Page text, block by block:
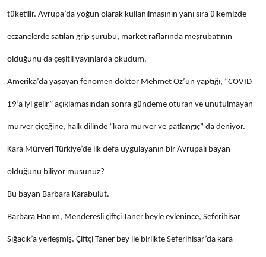
tüketilir. Avrupa’da yoğun olarak kullanılmasının yanı sıra ülkemizde
eczanelerde satılan grip şurubu, market raflarında meşrubatının
olduğunu da çeşitli yayınlarda okudum.
Amerika’da yaşayan fenomen doktor Mehmet Öz’ün yaptığı, “COVID
19’a iyi gelir” açıklamasından sonra gündeme oturan ve unutulmayan
mürver çiçeğine, halk dilinde “kara mürver ve patlangıç” da deniyor.
Kara Mürveri Türkiye’de ilk defa uygulayanın bir Avrupalı bayan
olduğunu biliyor musunuz?
Bu bayan Barbara Karabulut.
Barbara Hanım, Menderesli çiftçi Taner beyle evlenince, Seferihisar
Sığacık’a yerleşmiş. Çiftçi Taner bey ile birlikte Seferihisar’da kara